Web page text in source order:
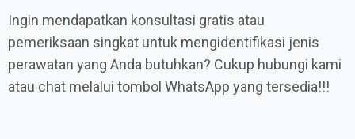
Ingin mendapatkan konsultasi gratis atau
pemeriksaan singkat untuk mengidentifikasi jenis
perawatan yang Anda butuhkan? Cukup hubungi kami
atau chat melalui tombol WhatsApp yang tersedia!!!